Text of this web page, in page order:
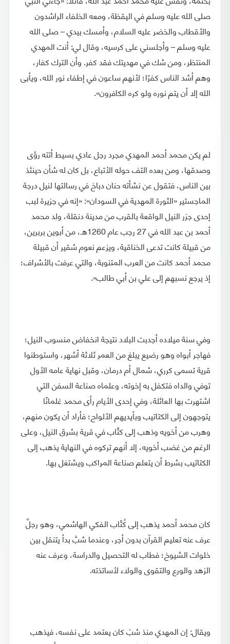
صلى الله عليه وسلم في اليقظة، ومعه الخلفاء الراشدون
والأقطاب والخضر عليه السلام، وأمسك بيدي – صلى الله
عليه وسلم – وأجلسني على كرسيه، وقال لي: أنت المهدي
المنتظر، ومن شك في مهديتك فقد كفر. وأن الترك كفار،
وهم أشد الناس كفرًا؛ لأنهم ساعون في إطفاء نور الله، ويأبى
الله إلا أن يتم نوره ولو كره الكافرون».
لم يكن محمد أحمد المهدي مجرد رجل عادي بسيط أتته رؤى
وصدقها، ومن بعده التف حوله الأتباع، بل كان له شأن حينئذ
بين الناس، فتقول عن نشأته حنان دباخ في رسالتها لنيل درجة
الماجستير «الثورة المهدية في السودان»: «إنه في جزيرة لبب
إحدى جزر النيل الواقعة بالقرب من مدينة دنقلة، ولد محمد
أحمد بن عبد الله في 27 رجب عام 1260هـ، من أبوين بربرين،
من قبيلة كانت تدعى الخناقية، ويزعم نعوم شقير أن قبيلة
محمد أحمد كانت من العرب المتنوبة، والتي عرفت بالأشراف؛
إذ يرجع نسبهم إلى علي بن أبي طالب».
وفي سنة ميلاده أجدبت البلاد نتيجة انخفاض منسوب النيل؛
فهاجر أبواه وهو رضيع يبلغ من العمر ثلاثة أشهر، واستوطنوا
قرية تسمى كرري، شمال أم درمان، وقبل نهاية عامه الأول
توفي والداه فتكفل به إخوته، وعلماه صناعة السفن التي
اشتهرت بها العائلة، وفي إحدى الأيام رأى محمد غلمانًا
يتوجهون إلى الكتاتيب وبأيديهم الألواح؛ فأراد أن يكون منهم،
وهرب من أخويه وذهب إلى كتَّاب في قرية بشرق النيل، وعلى
الرغم من غضب أخويه، إلا أنهم تركوه في النهاية يذهب إلى
الكتاتيب بشرط أن يتعلم صناعة المراكب ويشتغل بها.
كان محمد أحمد يذهب إلى كُتّاب الفكي الهاشمي، وهو رجلٌ
عرف عنه تعليم القرآن بدون أجر، وعندما شبَّ بدأ يتنقل بين
خلوات الشيوخ؛ فطاب له التحصيل والدراسة، وعرف عنه
الزهد والورع والتقوى والولاء لأساتذته.
ويقال: إن المهدي منذ شبََ كان يعتمد على نفسه، فيذهب